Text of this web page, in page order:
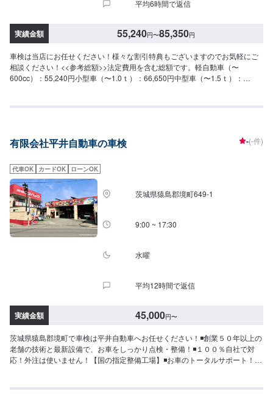
平均6時間で返信
実績金額 55,240円〜85,350円
車検は当店にお任せください！様々な割引特典もございますのでお気軽にご
相談ください！<<参考総額>>法定費用を含む総額です。軽自動車（〜
600cc）：55,240円小型車（〜1.0ｔ）：66,650円中型車（〜1.5ｔ）：
備検査料：6,600円<<割引制度>>最大8,000円引き。詳細はお問い合わせくだ
OFF（3ヶ月以上前）入庫日即決割引：2,000円OFF（見積時に、車検日を即
の車検。）<<車検特典>>洗車無料サービス：手洗い洗車をして納車いたしま
す。アフターフォロー：車検後、6ヶ月・12ヶ月・18ヶ月のDDセーフティー
チェックを無料で実施いたします。
有限会社平井自動車の車検 -(-件)
代車OK カードOK ローンOK
茨城県猿島郡境町649-1
9:00 ~ 17:30
水曜
平均12時間で返信
実績金額 45,000円〜
茨城県猿島郡境町で車検は平井自動車へお任せください！◾創業５０年以上の
老舗の技術と最新設備で、お車をしっかり点検・整備！◾１００％自社で対
応！外注は使いません！【国の指定整備工場】◾お車のトータルサポート！ど
使えべきなのかわからない…などのご相談もお気軽にどうぞ！【定休日・営